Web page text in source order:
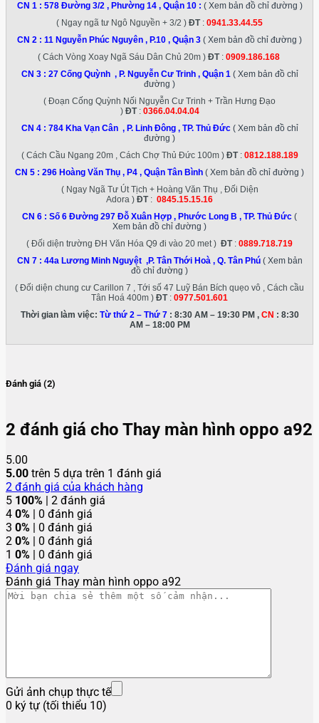
CN 1 : 578 Đường 3/2 , Phường 14 , Quận 10: ( Xem bản đồ chỉ đường )
( Ngay ngã tư Ngô Nguyền + 3/2 ) ĐT: 0941.33.44.55
CN 2 : 11 Nguyễn Phúc Nguyên , P.10 , Quận 3 ( Xem bản đồ chỉ đường )
( Cách Vòng Xoay Ngã Sáu Dân Chủ 20m ) ĐT: 0909.186.168
CN 3 : 27 Cống Quỳnh , P. Nguyễn Cư Trinh , Quận 1 ( Xem bản đồ chỉ
đường )
( Đoạn Cống Quỳnh Nối Nguyễn Cư Trinh + Trần Hưng Đạo
) ĐT: 0366.04.04.04
CN 4 : 784 Kha Vạn Cân , P. Linh Đông , TP. Thủ Đức( Xem bản đồ chỉ
đường )
( Cách Cầu Ngang 20m , Cách Chợ Thủ Đức 100m ) ĐT: 0812.188.189
CN 5 : 296 Hoàng Văn Thụ , P4 , Quận Tân Bình ( Xem bản đồ chỉ đường )
( Ngay Ngã Tư Út Tịch + Hoàng Văn Thụ , Đối Diện
Adora ) ĐT: 0845.15.15.16
CN 6 : Số 6 Đường 297 Đỗ Xuân Hợp , Phước Long B , TP. Thủ Đức (
Xem bản đồ chỉ đường )
( Đối diện trường ĐH Văn Hóa Q9 đi vào 20 met ) ĐT: 0889.718.719
CN 7 : 44a Lương Minh Nguyệt ,P. Tân Thới Hoà , Q. Tân Phú ( Xem bản
đồ chỉ đường )
( Đối diện chung cư Carillon 7 , Tới số 47 Luỹ Bán Bích quẹo vô , Cách cầu
Tân Hoá 400m ) ĐT: 0977.501.601
Thời gian làm việc: Từ thứ 2 – Thứ 7: 8:30 AM – 19:30 PM , CN : 8:30
AM – 18:00 PM
Đánh giá (2)
2 đánh giá cho Thay màn hình oppo a92
5.00
5.00 trên 5 dựa trên 1 đánh giá
2 đánh giá của khách hàng
5 100% | 2 đánh giá
4 0% | 0 đánh giá
3 0% | 0 đánh giá
2 0% | 0 đánh giá
1 0% | 0 đánh giá
Đánh giá ngay
Đánh giá Thay màn hình oppo a92
Gửi ảnh chụp thực tế
0 ký tự (tối thiểu 10)